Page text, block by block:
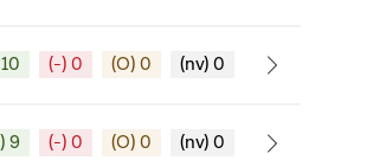
(+) 10 (-) 0 (O) 0 (nv) 0
(+) 9 (-) 0 (O) 0 (nv) 0